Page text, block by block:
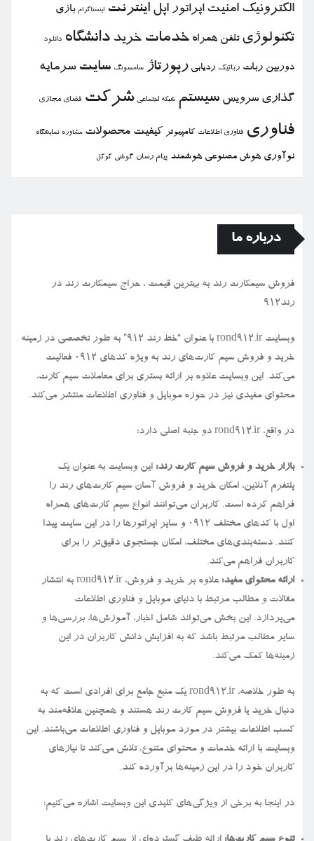
الكترونیك امنیت اپراتور اپل اینترنت اینستاگرام بازی
تكنولوژی تلفن همراه خدمات خرید دانشگاه دانلود
دوربین ربات رباتیك ردیابی رپورتاژ سامسونگ سایت سرمایه
گذاری سرویس سیستم شبكه اجتماعی شركت فضای مجازی
فناوری فناوری اطلاعات كامپیوتر كیفیت محصولات مشاوره نمایشگاه
نوآوری هوش مصنوعی هوشمند پیام رسان گوشی گوگل
درباره ما
فروش سیمكارت رند به بهترین قیمت ، حراج سیمكارت رند در
رند912
وبسایت rond912.ir با عنوان “خط رند ۹۱۲” به طور تخصصی در زمینه
خرید و فروش سیم کارت‌های رند به ویژه کدهای ۰۹۱۲ فعالیت
می‌کند. این وبسایت علاوه بر ارائه بستری برای معاملات سیم کارت،
محتوای مفیدی نیز در حوزه موبایل و فناوری اطلاعات منتشر می‌کند.
در واقع، rond912.ir دو جنبه اصلی دارد:
بازار خرید و فروش سیم کارت رند: این وبسایت به عنوان یک
پلتفرم آنلاین، امکان خرید و فروش آسان سیم کارت‌های رند را
فراهم کرده است. کاربران می‌توانند انواع سیم کارت‌های همراه
اول با کدهای مختلف ۰۹۱۲ و سایر اپراتورها را در این سایت پیدا
کنند. دسته‌بندی‌های مختلف، امکان جستجوی دقیق‌تر را برای
کاربران فراهم می‌کند.
ارائه محتوای مفید:
علاوه بر خرید و فروش، rond912.ir به انتشار
مقالات و مطالب مرتبط با دنیای موبایل و فناوری اطلاعات
می‌پردازد. این بخش می‌تواند شامل اخبار، آموزش‌ها، بررسی‌ها و
سایر مطالب مرتبط باشد که به افزایش دانش کاربران در این
زمینه‌ها کمک می‌کند.
به طور خلاصه، rond912.ir یک منبع جامع برای افرادی است که به
دنبال خرید یا فروش سیم کارت رند هستند و همچنین علاقه‌مند به
کسب اطلاعات بیشتر در مورد موبایل و فناوری اطلاعات می‌باشند. این
وبسایت با ارائه خدمات و محتوای متنوع، تلاش می‌کند تا نیازهای
کاربران خود را در این زمینه‌ها برآورده کند.
در اینجا به برخی از ویژگی‌های کلیدی این وبسایت اشاره می‌کنیم: